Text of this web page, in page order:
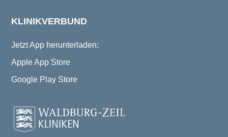
KLINIKVERBUND
Jetzt App herunterladen:
Apple App Store
Google Play Store